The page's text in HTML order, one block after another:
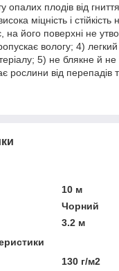
опалих плодів від
міцність і
на його поверхні не
вологу; 4)
5) не блякне й не
рослини від перепадів
10 м
Чорний
3.2 м
130 г/м2